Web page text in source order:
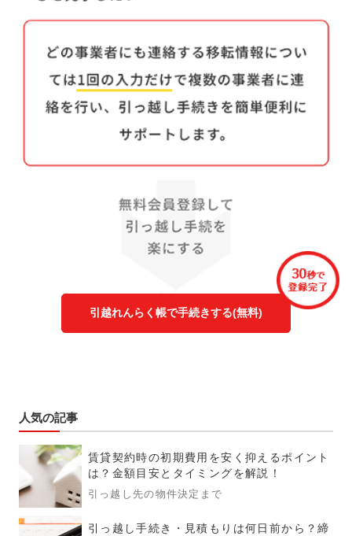
引越れんらく帳で手続きする(無料)
人気の記事
賃貸契約時の初期費用を安く抑えるポイント
は？金額目安とタイミングを解説！
引っ越し先の物件決定まで
引っ越し手続き・見積もりは何日前から？締